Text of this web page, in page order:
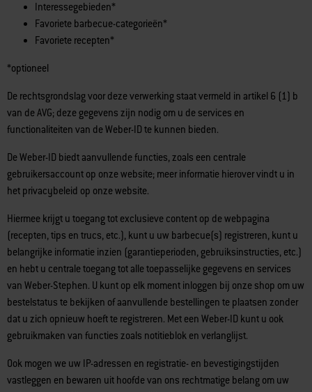
Interessegebieden*
Favoriete barbecue-categorieën*
Favoriete recepten*
*optioneel
De rechtsgrondslag voor deze verwerking staat vermeld in artikel 6 (1) b
van de AVG; deze gegevens zijn nodig om u de services en
functionaliteiten van de Weber-ID te kunnen bieden.
De Weber-ID biedt aanvullende functies, zoals een centrale
gebruikersaccount op onze website; meer informatie hierover vindt u in
het privacybeleid op onze website.
Hiermee krijgt u toegang tot exclusieve content op de webpagina
(recepten, tips en trucs, etc.), kunt u uw barbecue(s) registreren, kunt u
belangrijke informatie inzien (garantieperioden, gebruiksinstructies, etc.)
en hebt u centrale toegang tot alle toepasselijke gegevens en services
van Weber-Stephen. U kunt op elk moment inloggen bij onze shop om uw
bestelstatus te bekijken of aanvullende bestellingen te plaatsen zonder
dat u zich opnieuw hoeft te registreren. Met een Weber-ID kunt u ook
gebruikmaken van functies zoals notitieblok en verlanglijst.
Ook mogen we uw IP-adressen en registratie- en bevestigingstijden
vastleggen en bewaren uit hoofde van ons rechtmatige belang om uw